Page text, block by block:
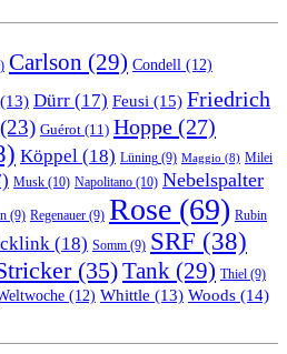
Carlson (29) Condell (12)
(13) Dürr (17) Feusi (15) Friedrich
(23) Guérot (11) Hoppe (27)
Köppel (18) Lüning (9) Maggio (8) Milei
Musk (10) Napolitano (10) Nebelspalter
(9) Regenauer (9) Rose (69) Rubin
(18) Somm (9) SRF (38)
(35)Tank (29) Thiel (9)
(12) Whittle (13) Woods (14)